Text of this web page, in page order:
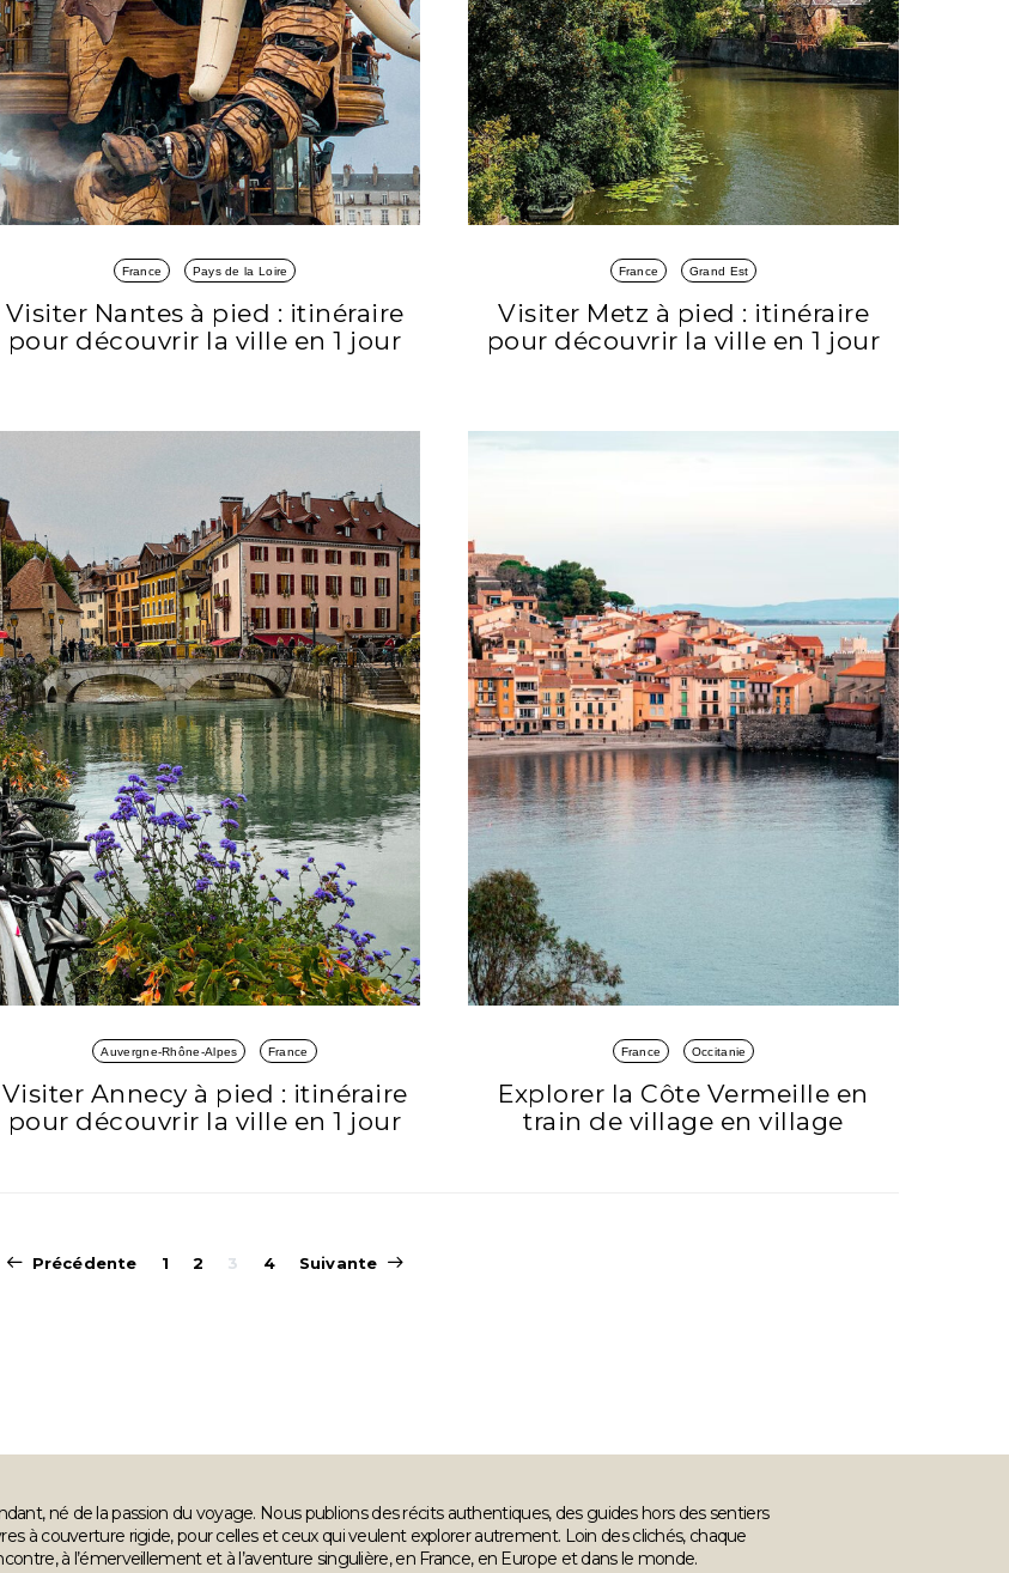
France Pays de la Loire
Visiter Nantes à pied : itinéraire
pour découvrir la ville en 1 jour
France Grand Est
Visiter Metz à pied : itinéraire
pour découvrir la ville en 1 jour
Auvergne-Rhône-Alpes France
Visiter Annecy à pied : itinéraire
pour découvrir la ville en 1 jour
France Occitanie
Explorer la Côte Vermeille en
train de village en village
Pagination
Précédente 1 2 3 4 Suivante
né de la passion du voyage. Nous publions des récits authentiques, des guides hors des sentiers
à couverture rigide, pour celles et ceux qui veulent explorer autrement. Loin des clichés, chaque
à l’émerveillement et à l’aventure singulière, en France, en Europe et dans le monde.